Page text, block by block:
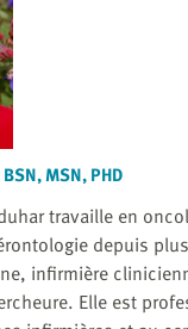
BSN, MSN, PHD
travaille en
depuis
infirmière
Elle est